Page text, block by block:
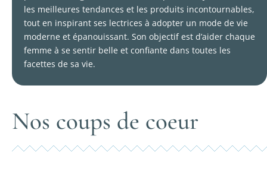
les meilleures tendances et les produits incontournables,
tout en inspirant ses lectrices à adopter un mode de vie
moderne et épanouissant. Son objectif est d’aider chaque
femme à se sentir belle et confiante dans toutes les
facettes de sa vie.
Nos coups de coeur